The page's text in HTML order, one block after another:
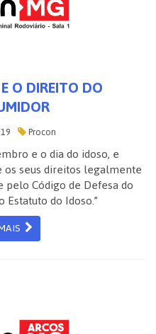
O DIREITO DO
Procon
e o dia do idoso, e
seus direitos legalmente
Código de Defesa do
do Idoso.”